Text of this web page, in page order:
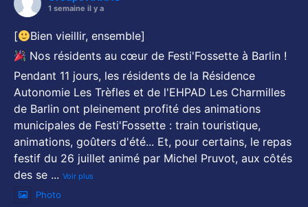
1 semaine il y a
[
Bien vieillir, ensemble]
Nos résidents au cœur de Festi'Fossette à Barlin !
Pendant 11 jours, les résidents de la Résidence
Autonomie Les Trèfles et de l'EHPAD Les Charmilles
de Barlin ont pleinement profité des animations
municipales de Festi'Fossette : train touristique,
animations, goûters d'été... Et, pour certains, le repas
festif du 26 juillet animé par Michel Pruvot, aux côtés
des se ... Voir plus
Photo